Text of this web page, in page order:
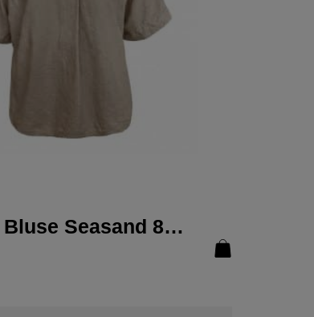
Doris Hør Bluse Seasand 8831-40